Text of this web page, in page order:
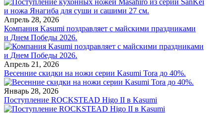
Апрель 28, 2026
Компания Kasumi поздравляет с майскими праздниками
и Днем Победы 2026.
Апрель 21, 2026
Весенние скидки на ножи серии Kasumi Tora до 40%.
Январь 28, 2026
Поступление ROCKSTEAD Higo II в Kasumi